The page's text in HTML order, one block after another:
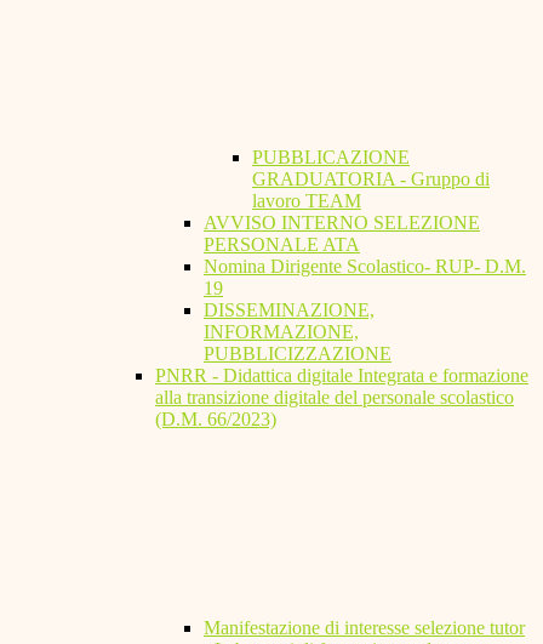
PUBBLICAZIONE
GRADUATORIA - Gruppo di
lavoro TEAM
AVVISO INTERNO SELEZIONE
PERSONALE ATA
Nomina Dirigente Scolastico- RUP- D.M.
19
DISSEMINAZIONE,
INFORMAZIONE,
PUBBLICIZZAZIONE
PNRR - Didattica digitale Integrata e formazione
alla transizione digitale del personale scolastico
(D.M. 66/2023)
Manifestazione di interesse selezione tutor